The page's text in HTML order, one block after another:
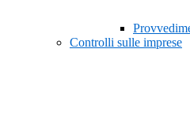
Controlli sulle imprese